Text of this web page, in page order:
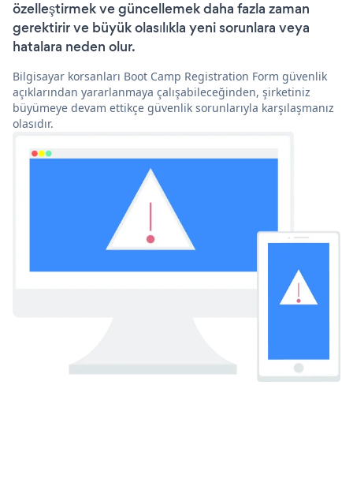
özelleştirmek ve güncellemek daha fazla zaman
gerektirir ve büyük olasılıkla yeni sorunlara veya
hatalara neden olur.
Bilgisayar korsanları Boot Camp Registration Form güvenlik
açıklarından yararlanmaya çalışabileceğinden, şirketiniz
büyümeye devam ettikçe güvenlik sorunlarıyla karşılaşmanız
olasıdır.